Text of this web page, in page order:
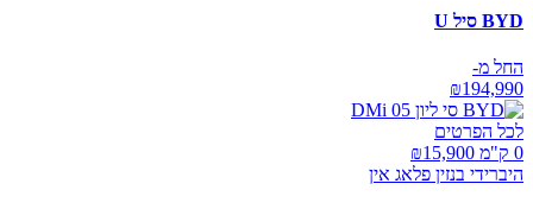
BYD סיל U
החל מ-
₪194,990
לכל הפרטים
0 ק"מ ₪
15,900
היברידי בנזין פלאג אין